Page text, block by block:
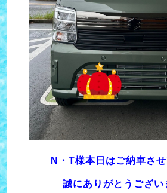
N・T様本日はご納車さ
誠にありがとうござい